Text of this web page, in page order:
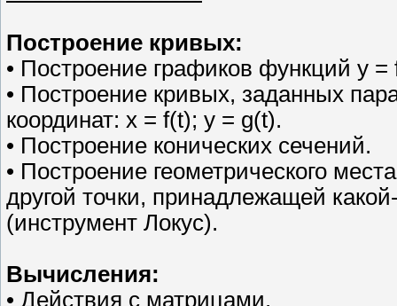
Построение кривых:
• Построение графиков функций y =
• Построение кривых, заданных
координат: x = f(t); y = g(t).
• Построение конических сечений.
• Построение геометрического
другой точки, принадлежащей
(инструмент Локус).
Вычисления:
• Действия с матрицами.